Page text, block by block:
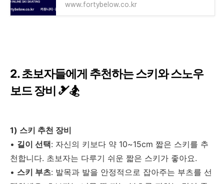
www.fortybelow.co.kr
2. 초보자들에게 추천하는 스키와 스노우
보드 장비 🎿🏂
1) 스키 추천 장비
• 길이 선택: 자신의 키보다 약 10~15cm 짧은 스키를 추
천합니다. 초보자는 다루기 쉬운 짧은 스키가 좋아요.
• 스키 부츠: 발목과 발을 안정적으로 잡아주는 부츠를 선